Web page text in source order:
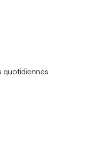
quotidiennes